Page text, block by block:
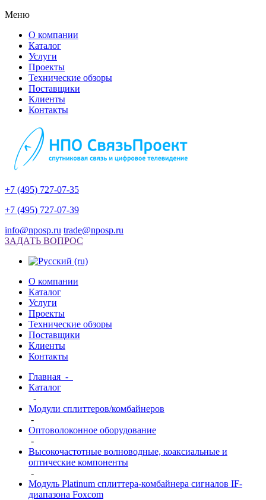
Меню
О компании
Каталог
Услуги
Проекты
Технические обзоры
Поставщики
Клиенты
Контакты
+7 (495) 727-07-35
+7 (495) 727-07-39
info@nposp.ru trade@nposp.ru
ЗАДАТЬ ВОПРОС
О компании
Каталог
Услуги
Проекты
Технические обзоры
Поставщики
Клиенты
Контакты
Главная -
Каталог
-
Модули сплиттеров/комбайнеров
-
Оптоволоконное оборудование
-
Высокочастотные волноводные, коаксиальные и
оптические компоненты
-
Модуль Platinum сплиттера-комбайнера сигналов IF-
диапазона Foxcom